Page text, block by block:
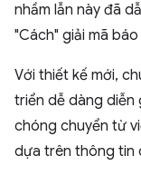
nhầm lẫn này đã
"Cách" giải mã báo
Với thiết kế mới,
triển dễ dàng diễn
chóng chuyển từ
dựa trên thông tin